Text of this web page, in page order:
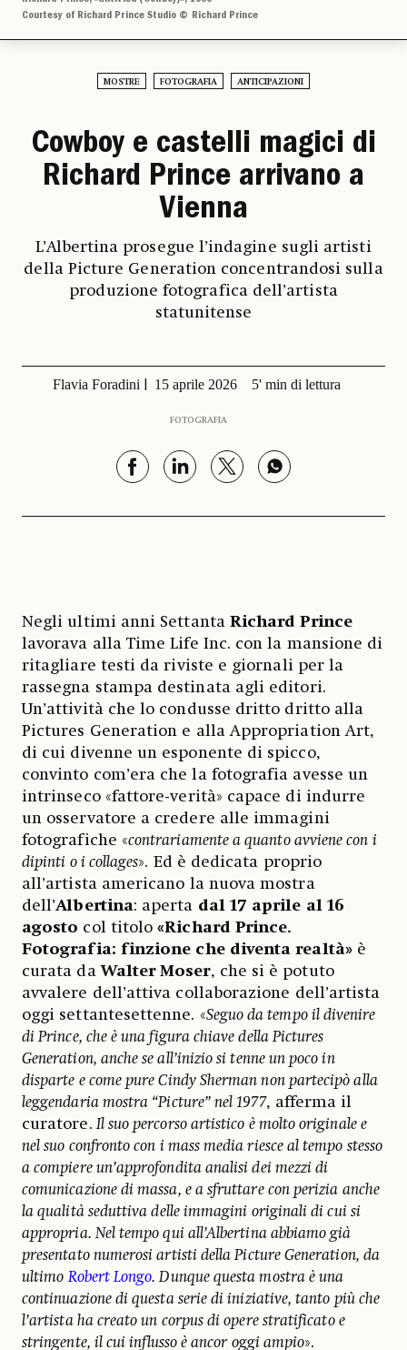
Courtesy of Richard Prince Studio © Richard Prince
MOSTRE FOTOGRAFIA ANTICIPAZIONI
Cowboy e castelli magici di
Richard Prince arrivano a
Vienna
L’Albertina prosegue l’indagine sugli artisti
della Picture Generation concentrandosi sulla
produzione fotografica dell’artista
statunitense
Flavia Foradini 15 aprile 2026 5' min di lettura
FOTOGRAFIA
Negli ultimi anni Settanta Richard Prince
lavorava alla Time Life Inc. con la mansione di
ritagliare testi da riviste e giornali per la
rassegna stampa destinata agli editori.
Un’attività che lo condusse dritto dritto alla
Pictures Generation e alla Appropriation Art,
di cui divenne un esponente di spicco,
convinto com’era che la fotografia avesse un
intrinseco «fattore-verità» capace di indurre
un osservatore a credere alle immagini
fotografiche «contrariamente a quanto avviene con i
dipinti o i collages». Ed è dedicata proprio
all’artista americano la nuova mostra
dell’Albertina: aperta dal 17 aprile al 16
agosto col titolo«Richard Prince.
Fotografia: finzione che diventa realtà»è
curata daWalter Moser, che si è potuto
avvalere dell’attiva collaborazione dell’artista
oggi settantesettenne. «Seguo da tempo il divenire
di Prince, che è una figura chiave della Pictures
Generation, anche se all’inizio si tenne un poco in
disparte e come pure Cindy Sherman non partecipò alla
leggendaria mostra “Picture” nel 1977, afferma il
curatore. Il suo percorso artistico è molto originale e
nel suo confronto con i mass media riesce al tempo stesso
a compiere un’approfondita analisi dei mezzi di
comunicazione di massa, e a sfruttare con perizia anche
la qualità seduttiva delle immagini originali di cui si
appropria. Nel tempo qui all’Albertina abbiamo già
presentato numerosi artisti della Picture Generation, da
ultimoRobert Longo. Dunque questa mostra è una
continuazione di questa serie di iniziative, tanto più che
l’artista ha creato un corpus di opere stratificato e
stringente, il cui influsso è ancor oggi ampio».